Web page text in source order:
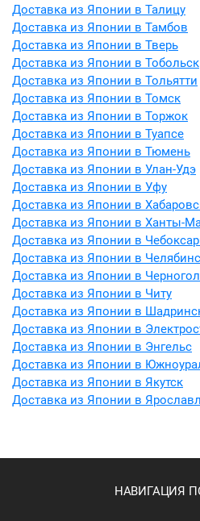
Доставка из Японии в Талицу
Доставка из Японии в Тамбов
Доставка из Японии в Тверь
Доставка из Японии в Тобольск
Доставка из Японии в Тольятти
Доставка из Японии в Томск
Доставка из Японии в Торжок
Доставка из Японии в Туапсе
Доставка из Японии в Тюмень
Доставка из Японии в Улан-Удэ
Доставка из Японии в Уфу
Доставка из Японии в
Доставка из Японии в Ханты-
Доставка из Японии в
Доставка из Японии в
Доставка из Японии в
Доставка из Японии в Читу
Доставка из Японии в
Доставка из Японии в
Доставка из Японии в Энгельс
Доставка из Японии в
Доставка из Японии в Якутск
Доставка из Японии в
НАВИГАЦИЯ